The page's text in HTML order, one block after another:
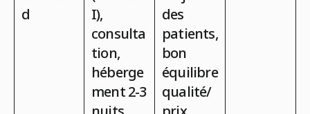
d
I),
consulta
tion,
héberge
ment 2-3
des
patients,
bon
équilibre
qualité/